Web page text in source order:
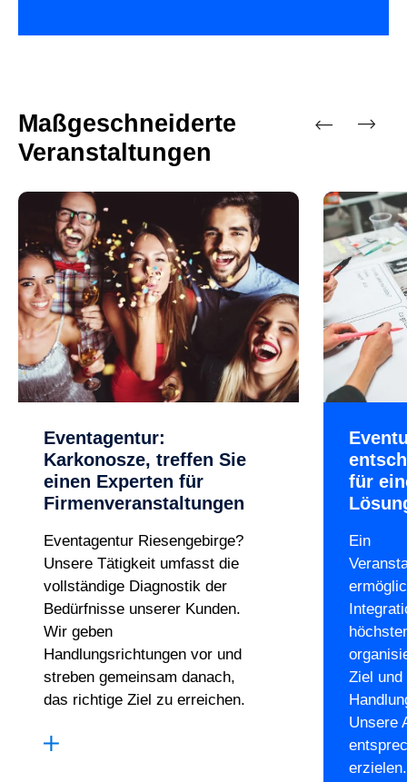
Maßgeschneiderte
Veranstaltungen
Eventagentur:
Karkonosze, treffen Sie
einen Experten für
Firmenveranstaltungen
Eventagentur Riesengebirge?
Unsere Tätigkeit umfasst die
vollständige Diagnostik der
Bedürfnisse unserer Kunden.
Wir geben
Handlungsrichtungen vor und
streben gemeinsam danach,
das richtige Ziel zu erreichen.
für
Ein
Ziel und
Unsere
erzielen.